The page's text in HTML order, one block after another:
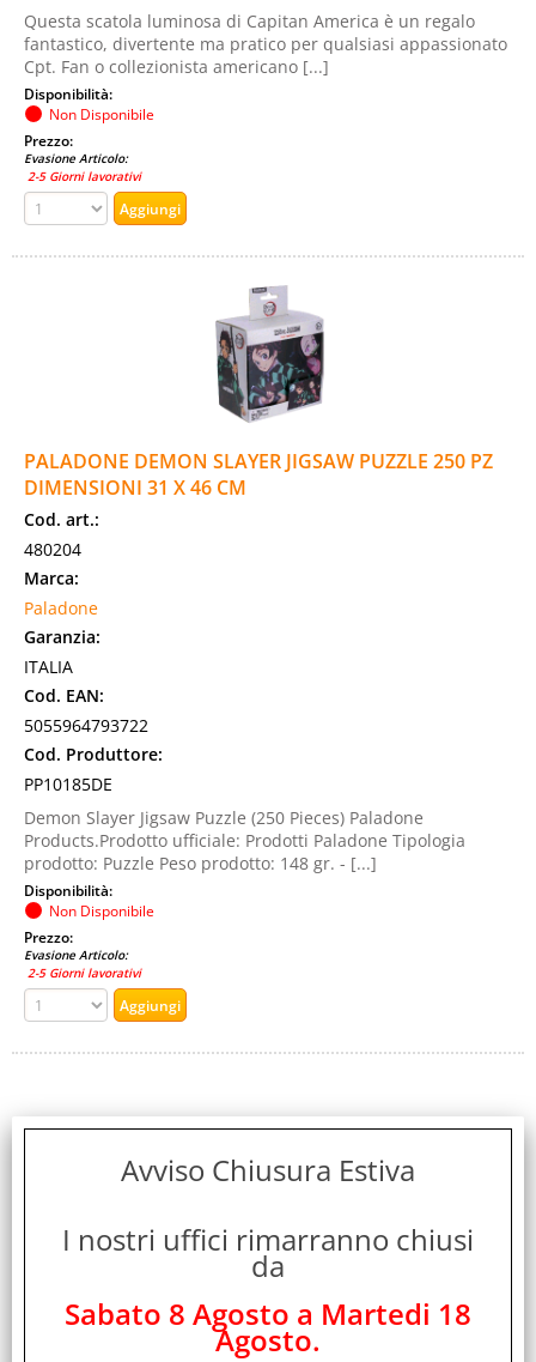
Questa scatola luminosa di Capitan America è un regalo
fantastico, divertente ma pratico per qualsiasi appassionato
Cpt. Fan o collezionista americano [...]
Disponibilità:
Non Disponibile
Prezzo:
Evasione Articolo:
2-5 Giorni lavorativi
PALADONE DEMON SLAYER JIGSAW PUZZLE 250 PZ
DIMENSIONI 31 X 46 CM
Cod. art.:
480204
Marca:
Paladone
Garanzia:
ITALIA
Cod. EAN:
5055964793722
Cod. Produttore:
PP10185DE
Demon Slayer Jigsaw Puzzle (250 Pieces) Paladone
Products.Prodotto ufficiale: Prodotti Paladone Tipologia
prodotto: Puzzle Peso prodotto: 148 gr. - [...]
Disponibilità:
Non Disponibile
Prezzo:
Evasione Articolo:
2-5 Giorni lavorativi
PALADONE FIFA DESK MAT TAPPETINO PER MOUSE
DA GIOCO 30x80 CM NERO ORO
Cod. art.:
Avviso Chiusura Estiva
I nostri uffici rimarranno chiusi
da
Sabato 8 Agosto a Martedi 18
Agosto.